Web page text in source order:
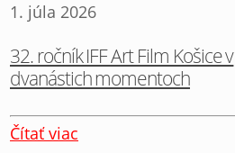
1. júla 2026
32. ročník IFF Art Film Košice v
dvanástich momentoch
Čítať viac